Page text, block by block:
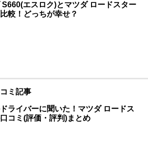
S660(エスロク)とマツダ ロードスター
較！どっちが幸せ？
ミ記事
ライバーに聞いた！マツダ ロードス
コミ(評価・評判)まとめ